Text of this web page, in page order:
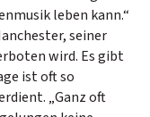
leben kann.“
seiner
wird. Es gibt
ist oft so
„Ganz oft